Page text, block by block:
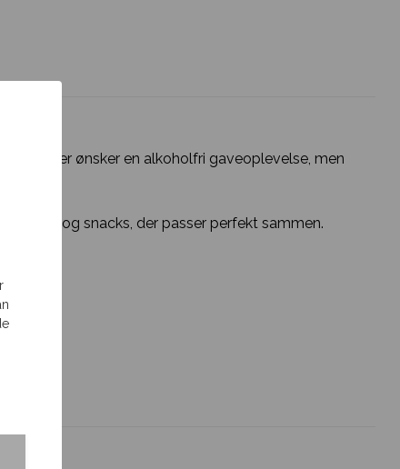
alle, der ønsker en alkoholfri gaveoplevelse, men
vin og snacks, der passer perfekt sammen.